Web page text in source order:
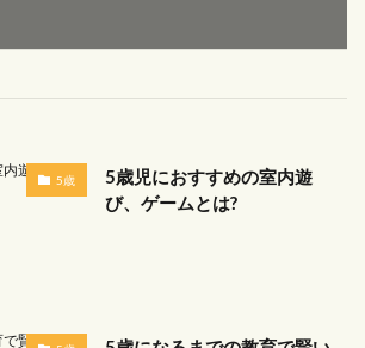
5歳
5歳児におすすめの室内遊
び、ゲームとは?